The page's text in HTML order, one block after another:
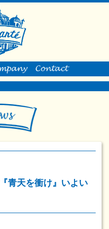
青天を衝け』いよい